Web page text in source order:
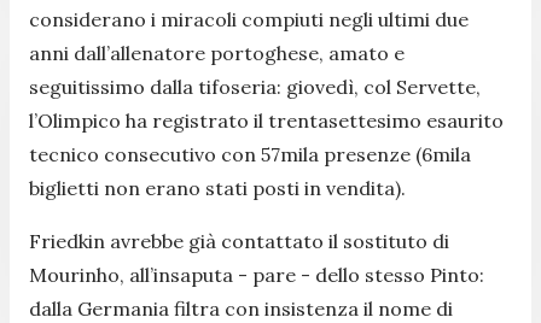
considerano i miracoli compiuti negli ultimi due
anni dall’allenatore portoghese, amato e
seguitissimo dalla tifoseria: giovedì, col Servette,
l’Olimpico ha registrato il trentasettesimo esaurito
tecnico consecutivo con 57mila presenze (6mila
biglietti non erano stati posti in vendita).
Friedkin avrebbe già contattato il sostituto di
Mourinho, all’insaputa - pare - dello stesso Pinto:
dalla Germania filtra con insistenza il nome di